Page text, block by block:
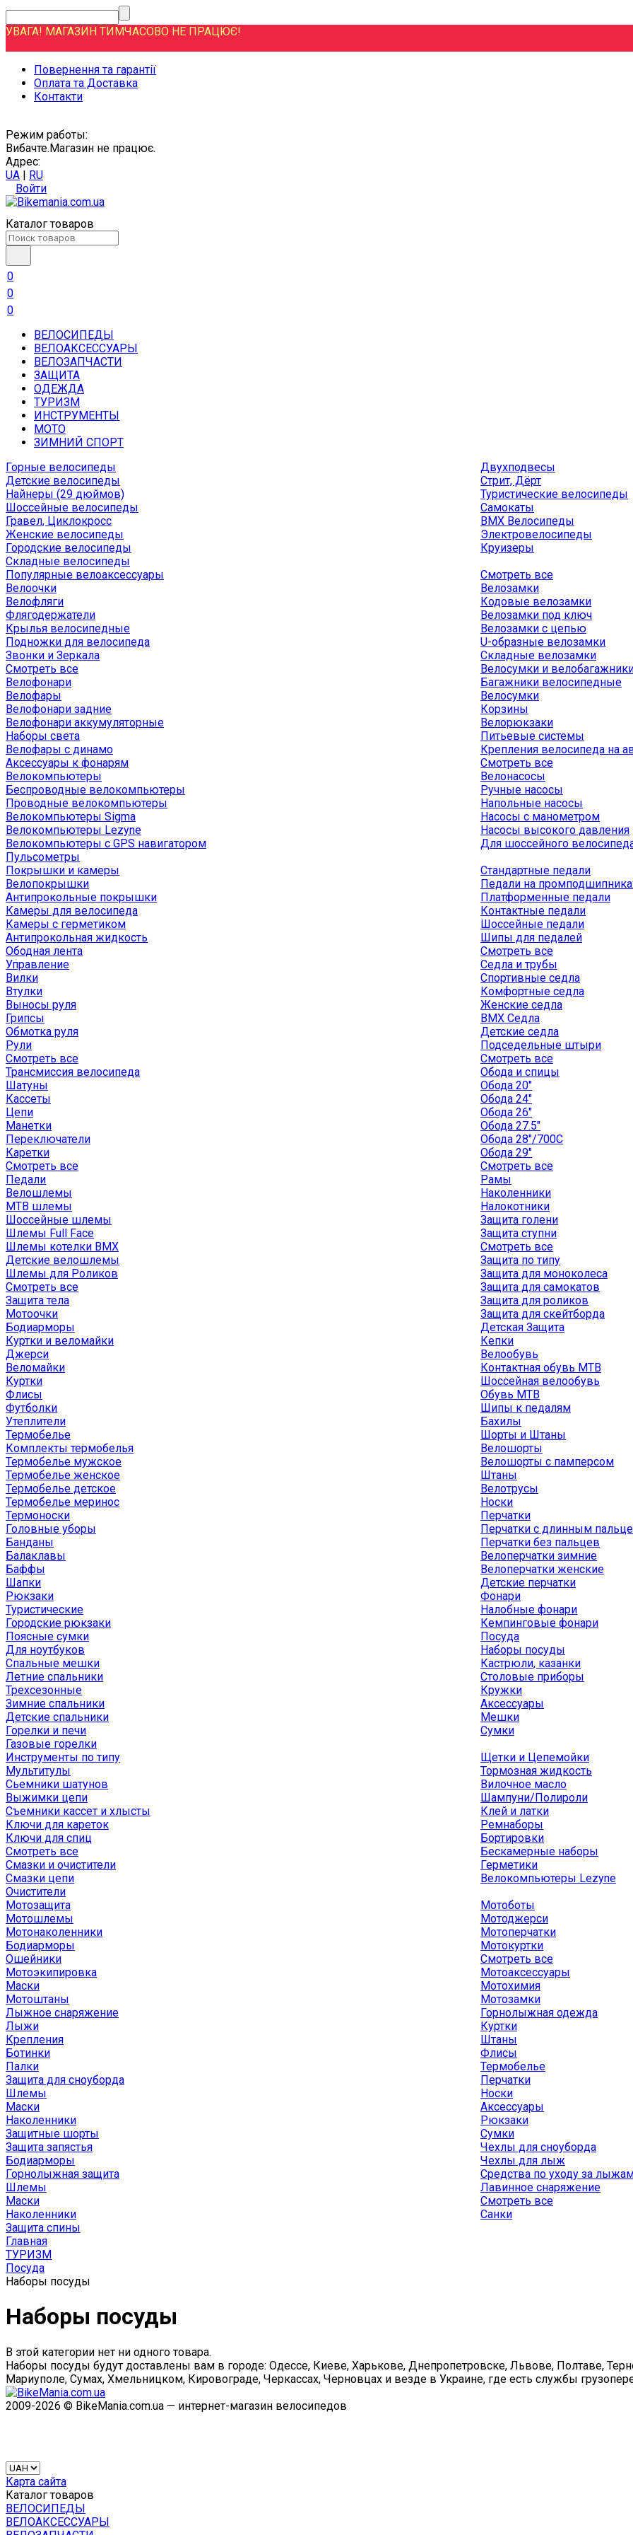
УВАГА! МАГАЗИН ТИМЧАСОВО НЕ ПРАЦЮЄ!
Повернення та гарантії
Оплата та Доставка
Контакти
Режим работы:
Вибачте.Магазин не працює.
Адрес:
UA | RU
Войти
Каталог товаров
0
0
0
ВЕЛОСИПЕДЫ
ВЕЛОАКСЕССУАРЫ
ВЕЛОЗАПЧАСТИ
ЗАЩИТА
ОДЕЖДА
ТУРИЗМ
ИНСТРУМЕНТЫ
МОТО
ЗИМНИЙ СПОРТ
Горные велосипеды
Детские велосипеды
Найнеры (29 дюймов)
Шоссейные велосипеды
Гравел, Циклокросс
Женские велосипеды
Городcкие велосипеды
Складные велосипеды
Двухподвесы
Стрит, Дёрт
Туристические велосипеды
Самокаты
BMX Велосипеды
Электровелосипеды
Круизеры
Популярные велоаксессуары
Велоочки
Велофляги
Флягодержатели
Крылья велосипедные
Подножки для велосипеда
Звонки и Зеркала
Смотреть все
Велофонари
Велофары
Велофонари задние
Велофонари аккумуляторные
Наборы света
Велофары с динамо
Аксессуары к фонарям
Велокомпьютеры
Беспроводные велокомпьютеры
Проводные велокомпьютеры
Велокомпьютеры Sigma
Велокомпьютеры Lezyne
Велокомпьютеры с GPS навигатором
Пульсометры
Смотреть все
Велозамки
Кодовые велозамки
Велозамки под ключ
Велозамки с цепью
U-образные велозамки
Складные велозамки
Велосумки и
Багажники велосипедные
Велосумки
Корзины
Велорюкзаки
Питьевые системы
Крепления велосипеда на
Смотреть все
Велонасосы
Ручные насосы
Напольные насосы
Насосы с манометром
Насосы высокого давления
Для шоссейного
Покрышки и камеры
Велопокрышки
Антипрокольные покрышки
Камеры для велосипеда
Камеры с герметиком
Антипрокольная жидкость
Ободная лента
Управление
Вилки
Втулки
Выносы руля
Грипсы
Обмотка руля
Рули
Смотреть все
Трансмиссия велосипеда
Шатуны
Кассеты
Цепи
Манетки
Переключатели
Каретки
Смотреть все
Педали
Стандартные педали
Педали на
Платформенные педали
Контактные педали
Шоссейные педали
Шипы для педалей
Смотреть все
Седла и трубы
Спортивные седла
Комфортные седла
Женские седла
BMX Седла
Детские седла
Подседельные штыри
Смотреть все
Обода и спицы
Обода 20"
Обода 24"
Обода 26"
Обода 27.5"
Обода 28"/700C
Обода 29"
Смотреть все
Рамы
Велошлемы
MTB шлемы
Шоссейные шлемы
Шлемы Full Face
Шлемы котелки BMX
Детские велошлемы
Шлемы для Роликов
Смотреть все
Защита тела
Мотоочки
Бодиарморы
Наколенники
Налокотники
Защита голени
Защита ступни
Смотреть все
Защита по типу
Защита для моноколеса
Защита для самокатов
Защита для роликов
Защита для скейтборда
Детская Защита
Куртки и веломайки
Джерси
Веломайки
Куртки
Флисы
Футболки
Утеплители
Термобелье
Комплекты термобелья
Термобелье мужское
Термобелье женское
Термобелье детское
Термобелье меринос
Термоноски
Головные уборы
Банданы
Балаклавы
Баффы
Шапки
Кепки
Велообувь
Контактная обувь MTB
Шоссейная велообувь
Обувь MTB
Шипы к педалям
Бахилы
Шорты и Штаны
Велошорты
Велошорты с памперсом
Штаны
Велотрусы
Носки
Перчатки
Перчатки с длинным
Перчатки без пальцев
Велоперчатки зимние
Велоперчатки женские
Детские перчатки
Рюкзаки
Туристические
Городские рюкзаки
Поясные сумки
Для ноутбуков
Спальные мешки
Летние спальники
Трехсезонные
Зимние спальники
Детские спальники
Горелки и печи
Газовые горелки
Фонари
Налобные фонари
Кемпинговые фонари
Посуда
Наборы посуды
Кастрюли, казанки
Столовые приборы
Кружки
Аксессуары
Мешки
Сумки
Инструменты по типу
Мультитулы
Сьемники шатунов
Выжимки цепи
Съемники кассет и хлысты
Ключи для кареток
Ключи для спиц
Смотреть все
Смазки и очистители
Смазки цепи
Очистители
Щетки и Цепемойки
Тормозная жидкость
Вилочное масло
Шампуни/Полироли
Клей и латки
Ремнаборы
Бортировки
Бескамерные наборы
Герметики
Велокомпьютеры Lezyne
Мотозащита
Мотошлемы
Мотонаколенники
Бодиарморы
Ошейники
Мотоэкипировка
Маски
Мотоштаны
Мотоботы
Мотоджерси
Мотоперчатки
Мотокуртки
Смотреть все
Мотоаксессуары
Мотохимия
Мотозамки
Лыжное снаряжение
Лыжи
Крепления
Ботинки
Палки
Защита для сноуборда
Шлемы
Маски
Наколенники
Защитные шорты
Защита запястья
Бодиарморы
Горнолыжная защита
Шлемы
Маски
Наколенники
Защита спины
Горнолыжная одежда
Куртки
Штаны
Флисы
Термобелье
Перчатки
Носки
Аксессуары
Рюкзаки
Сумки
Чехлы для сноуборда
Чехлы для лыж
Средства по уходу за
Лавинное снаряжение
Смотреть все
Санки
Главная
ТУРИЗМ
Посуда
Наборы посуды
Наборы посуды
В этой категории нет ни одного товара.
Наборы посуды будут доставлены вам в городе: Одессе, Киеве, Харькове, Днепропетровске, Львове, Полтаве,
Мариуполе, Сумах, Хмельницком, Кировограде, Черкассах, Черновцах и везде в Украине, где есть службы
2009-2026 © BikeMania.com.ua — интернет-магазин велосипедов
Карта сайта
Каталог товаров
ВЕЛОСИПЕДЫ
ВЕЛОАКСЕССУАРЫ